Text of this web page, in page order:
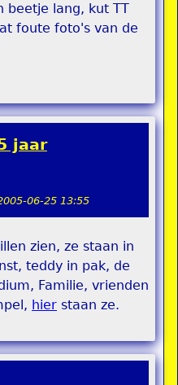
beetje lang, kut TT
foute foto's van de
jaar
06-25 13:55
zien, ze staan in
teddy in pak, de
Familie, vrienden
hier staan ze.